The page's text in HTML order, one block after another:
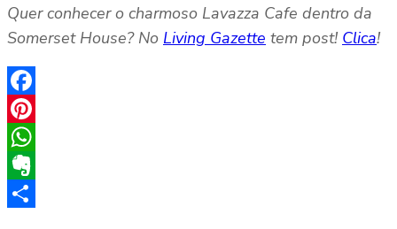
Quer conhecer o charmoso Lavazza Cafe dentro da
Somerset House? No Living Gazette tem post! Clica!
Facebook
Pinterest
WhatsApp
Evernote